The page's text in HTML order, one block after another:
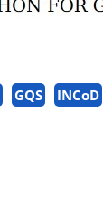
GQS INCoD